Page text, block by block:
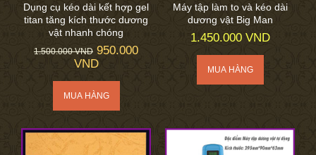
Dụng cụ kéo dài kết hợp gel
titan tăng kích thước dương
vật nhanh chóng
1.500.000 VND 950.000
VND
Máy tập làm to và kéo dài
dương vật Big Man
1.450.000 VND